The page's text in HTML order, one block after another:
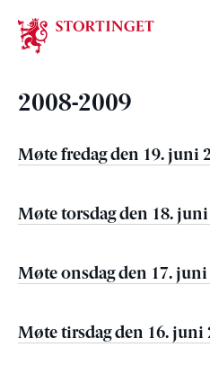
Stortinget.no
2008-2009
Møte fredag den 19. juni
Møte torsdag den 18. juni
Møte onsdag den 17. juni
Møte tirsdag den 16. juni